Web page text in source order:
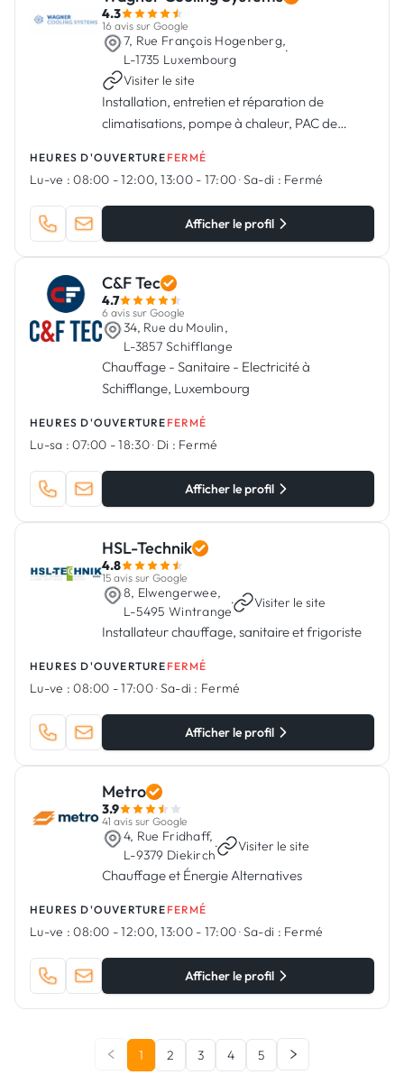
4.3
16 avis sur Google
7, Rue François Hogenberg,
L-1735 Luxembourg
·
Visiter le site
Installation, entretien et réparation de
climatisations, pompe à chaleur, PAC de
glacée. Service de permanence 24/24 Hrs
HEURES D'OUVERTURE FERMÉ
Lu-ve : 08:00 - 12:00, 13:00 - 17:00·Sa-di : Fermé
Afficher le profil
C&F Tec
4.7
6 avis sur Google
34, Rue du Moulin,
L-3857 Schifflange
Chauffage - Sanitaire - Electricité à
Schifflange, Luxembourg
HEURES D'OUVERTURE FERMÉ
Lu-sa : 07:00 - 18:30· Di : Fermé
Afficher le profil
HSL-Technik
4.8
15 avis sur Google
8, Elwengerwee,
L-5495 Wintrange
· Visiter le site
Installateur chauffage, sanitaire et frigoriste
HEURES D'OUVERTURE FERMÉ
Lu-ve : 08:00 - 17:00·Sa-di : Fermé
Afficher le profil
Metro
3.9
41 avis sur Google
4, Rue Fridhaff,
L-9379 Diekirch
· Visiter le site
Chauffage et Énergie Alternatives
HEURES D'OUVERTURE FERMÉ
Lu-ve : 08:00 - 12:00, 13:00 - 17:00·Sa-di : Fermé
Afficher le profil
1 2 3 4 5